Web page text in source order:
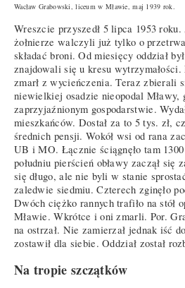
Wacław Grabowski, liceum w Mławie, maj 1939 rok.
Wreszcie przyszedł 5 lipca 1953
żołnierze walczyli już tylko o
składać broni. Od miesięcy oddział
znajdowali się u kresu
zmarł z wycieńczenia. Teraz zbierali
niewielkiej osadzie nieopodal Mławy,
zaprzyjaźnionym gospodarstwie.
mieszkańców. Dostał za to 5 tys. zł,
średnich pensji. Wokół wsi od rana
UB i MO. Łącznie ściągnęło tam
południu pierścień obławy zaczął
się długo, ale nie byli w stanie
zaledwie siedmiu. Czterech zginęło
Dwóch ciężko rannych trafiło na stół
Mławie. Wkrótce i oni zmarli. Por.
na ostrzał. Nie zamierzał jednak iść
zostawił dla siebie. Oddział został
Na tropie szczątków